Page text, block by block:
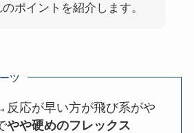
ポイントを紹介します。
ツ
反応が早い方が飛び系がや
やや硬めのフレックス